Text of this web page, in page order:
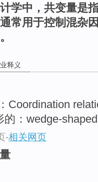
学中，共变量是
常用于控制混杂
释义
Coordination
的：wedge-
-相关网页